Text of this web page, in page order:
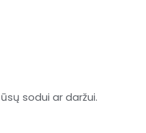
sodui ar daržui.